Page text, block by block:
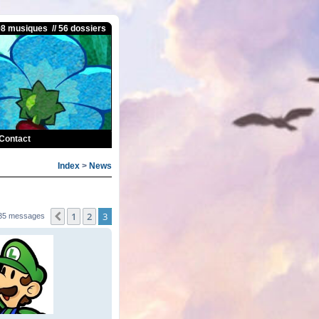
musiques // 56 dossiers
Index > News
messages Précédente
1 2 3